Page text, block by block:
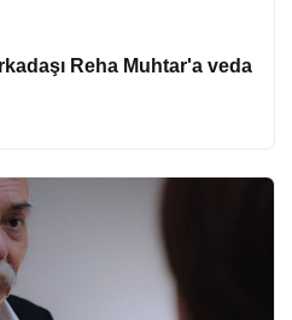
Reha Muhtar'a veda